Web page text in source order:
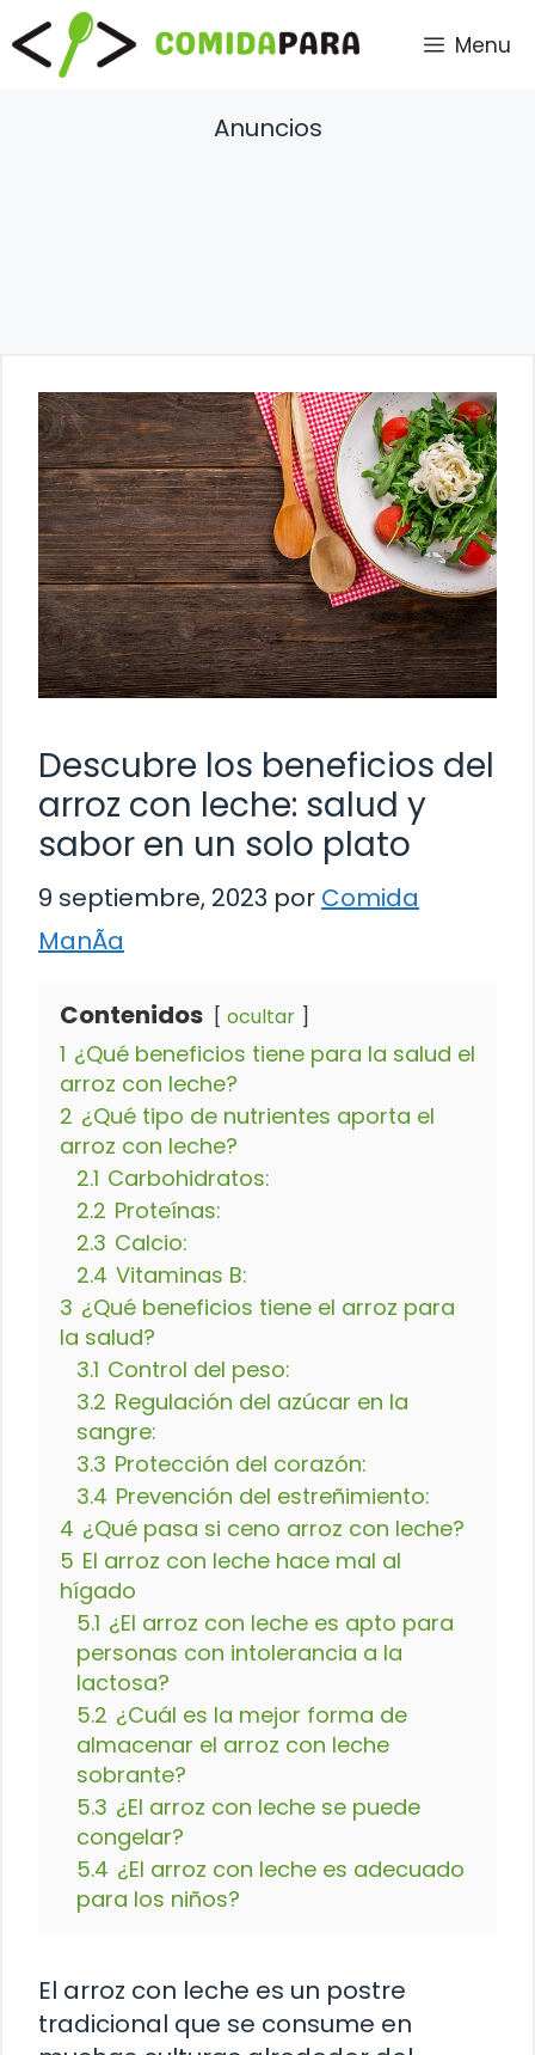
Saltar
al
contenido
Menu
Anuncios
Descubre los beneficios del
arroz con leche: salud y
sabor en un solo plato
9 septiembre, 2023 por Comida
ManÃ­a
Contenidos ocultar
1 ¿Qué beneficios tiene para la salud el
arroz con leche?
2 ¿Qué tipo de nutrientes aporta el
arroz con leche?
2.1 Carbohidratos:
2.2 Proteínas:
2.3 Calcio:
2.4 Vitaminas B:
3 ¿Qué beneficios tiene el arroz para
la salud?
3.1 Control del peso:
3.2 Regulación del azúcar en la
sangre:
3.3 Protección del corazón:
3.4 Prevención del estreñimiento:
4 ¿Qué pasa si ceno arroz con leche?
5 El arroz con leche hace mal al
hígado
5.1 ¿El arroz con leche es apto para
personas con intolerancia a la
lactosa?
5.2 ¿Cuál es la mejor forma de
almacenar el arroz con leche
sobrante?
5.3 ¿El arroz con leche se puede
congelar?
5.4 ¿El arroz con leche es adecuado
para los niños?
El arroz con leche es un postre
tradicional que se consume en